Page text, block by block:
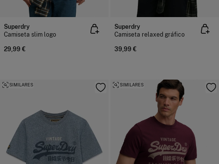
Superdry
Camiseta slim logo
29,99 €
Superdry
Camiseta relaxed gráfico
39,99 €
SIMILARES SIMILARES